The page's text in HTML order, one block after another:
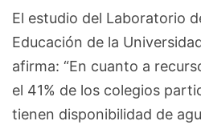
El estudio del Laboratorio
Educación de la
afirma: “En cuanto a
el 41% de los colegios
tienen disponibilidad de